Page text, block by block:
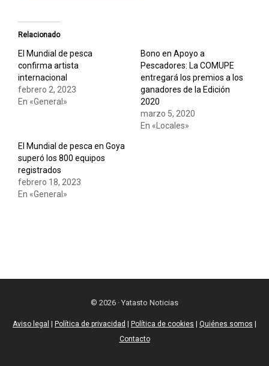
Relacionado
El Mundial de pesca
confirma artista
internacional
febrero 2, 2023
En «General»
Bono en Apoyo a
Pescadores: La COMUPE
entregará los premios a los
ganadores de la Edición
2020
marzo 5, 2020
En «Locales»
El Mundial de pesca en Goya
superó los 800 equipos
registrados
febrero 18, 2023
En «General»
© 2026 · Yatasto Noticias
Aviso legal Política de privacidad Política de cookies Quiénes somos
Contacto